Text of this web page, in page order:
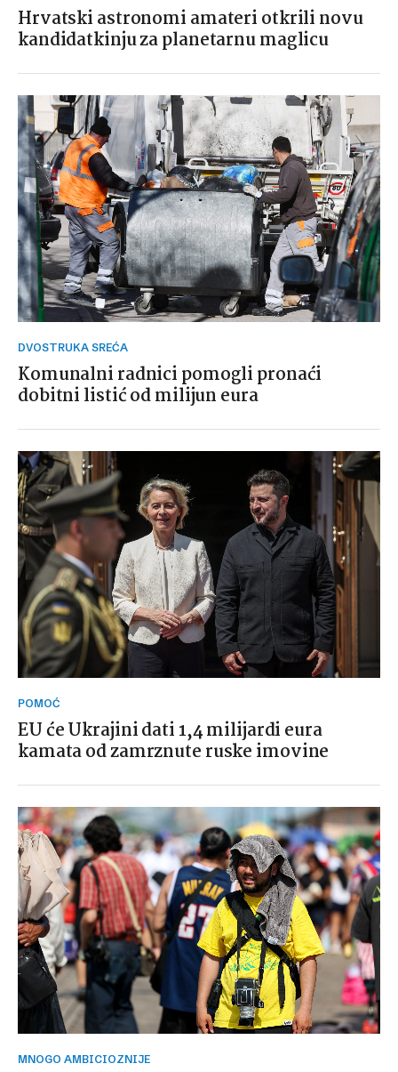
Hrvatski astronomi amateri otkrili novu
kandidatkinju za planetarnu maglicu
DVOSTRUKA SREĆA
Komunalni radnici pomogli pronaći
dobitni listić od milijun eura
POMOĆ
EU će Ukrajini dati 1,4 milijardi eura
kamata od zamrznute ruske imovine
MNOGO AMBICIOZNIJE